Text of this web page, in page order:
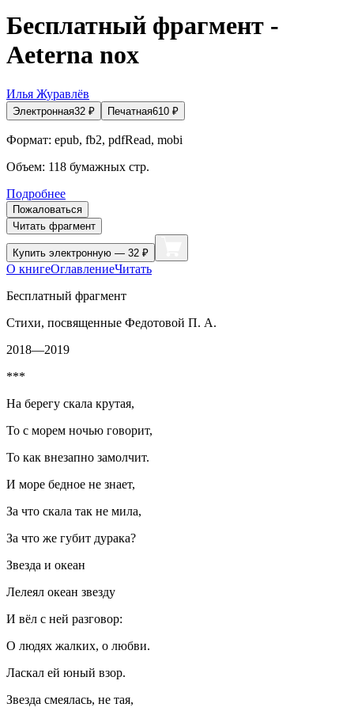
Бесплатный фрагмент -
Aeterna nox
Илья Журавлёв
Электронная32 ₽ Печатная610 ₽
Формат: epub, fb2, pdfRead, mobi
Объем: 118 бумажных стр.
Подробнее
Пожаловаться
Читать фрагмент
Купить электронную — 32 ₽
О книгеОглавлениеЧитать
Бесплатный фрагмент
Стихи, посвященные Федотовой П. А.
2018—2019
***
На берегу скала крутая,
То с морем ночью говорит,
То как внезапно замолчит.
И море бедное не знает,
За что скала так не мила,
За что же губит дурака?
Звезда и океан
Лелеял океан звезду
И вёл с ней разговор:
О людях жалких, о любви.
Ласкал ей юный взор.
Звезда смеялась, не тая,